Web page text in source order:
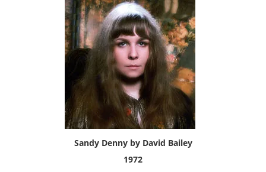
Sandy Denny by David Bailey
1972